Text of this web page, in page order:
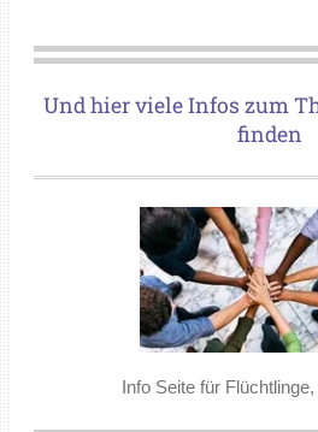
Und hier viele Infos zum
finden
Info Seite für